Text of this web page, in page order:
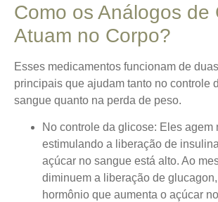
Como os Análogos de
Atuam no Corpo?
Esses medicamentos funcionam de
principais que ajudam tanto no controle
sangue quanto na perda de peso.
No controle da glicose: Eles agem
estimulando a liberação de
açúcar no sangue está alto. Ao
diminuem a liberação de
hormônio que aumenta o açúcar